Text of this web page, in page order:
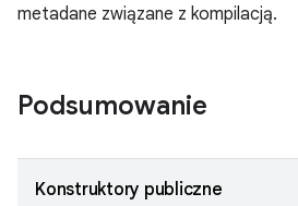
metadane związane z kompilacją.
Podsumowanie
Konstruktory publiczne